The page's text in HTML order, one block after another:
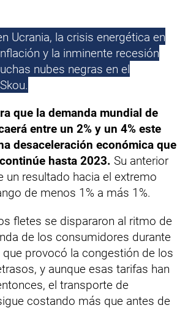
Ucrania, la crisis energética en
y la inminente recesión
nubes negras en el
que la demanda mundial de
entre un 2% y un 4% este
desaceleración económica que
hasta 2023. Su anterior
un resultado hacia el extremo
de menos 1% a más 1%.
fletes se dispararon al ritmo de
de los consumidores durante
que provocó la congestión de los
y aunque esas tarifas han
el transporte de
costando más que antes de